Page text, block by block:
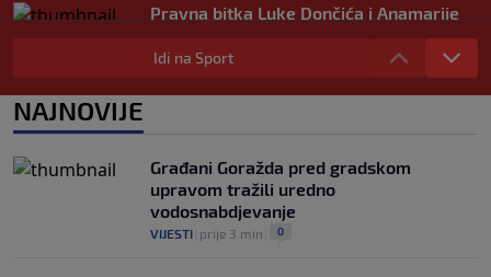
Pravna bitka Luke Dončića i Anamarije
Goltes seli se u Sloveniju: Spominje se
čak 50 miliona dolara
NOGOMET |prije 4 h|
Idi na Sport
NAJNOVIJE
Građani Goražda pred gradskom
upravom tražili uredno
vodosnabdjevanje
VIJESTI prije 3 min 0